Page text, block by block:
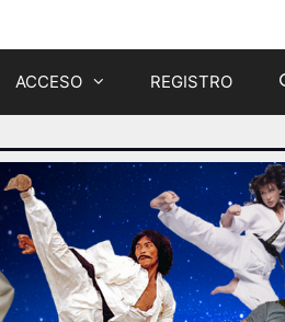
ACCESO REGISTRO